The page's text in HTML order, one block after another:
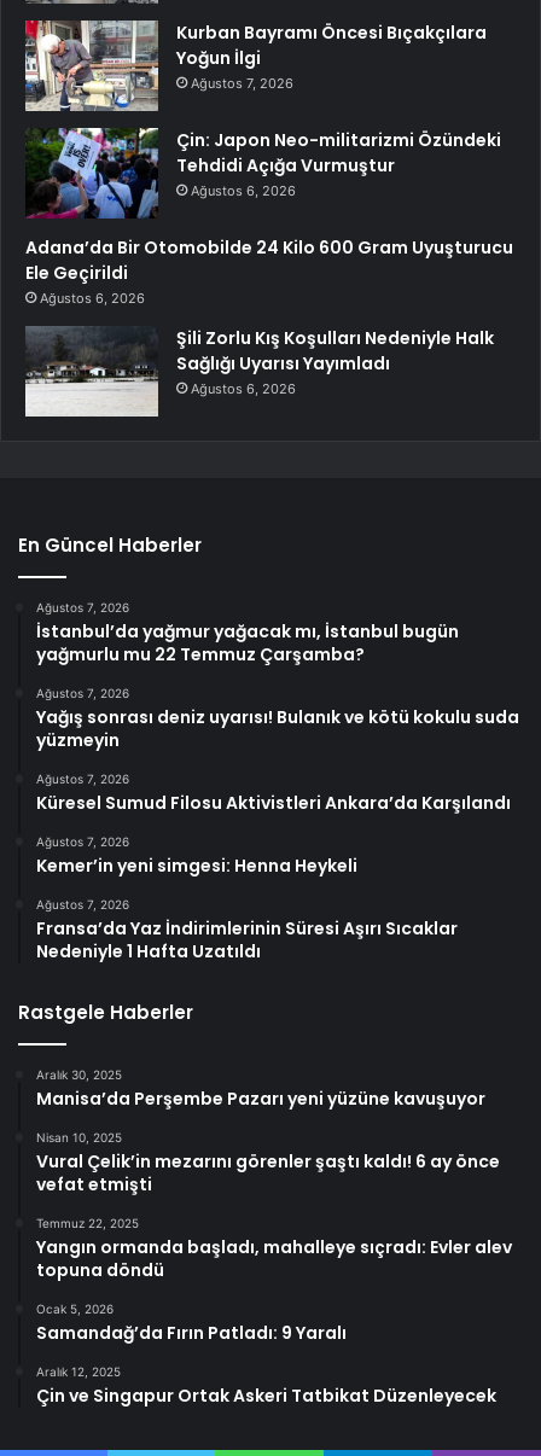
Kurban Bayramı Öncesi Bıçakçılara
Yoğun İlgi
Ağustos 7, 2026
Çin: Japon Neo-militarizmi Özündeki
Tehdidi Açığa Vurmuştur
Ağustos 6, 2026
Adana’da Bir Otomobilde 24 Kilo 600 Gram Uyuşturucu
Ele Geçirildi
Ağustos 6, 2026
Şili Zorlu Kış Koşulları Nedeniyle Halk
Sağlığı Uyarısı Yayımladı
Ağustos 6, 2026
En Güncel Haberler
Ağustos 7, 2026
İstanbul’da yağmur yağacak mı, İstanbul bugün
yağmurlu mu 22 Temmuz Çarşamba?
Ağustos 7, 2026
Yağış sonrası deniz uyarısı! Bulanık ve kötü kokulu suda
yüzmeyin
Ağustos 7, 2026
Küresel Sumud Filosu Aktivistleri Ankara’da Karşılandı
Ağustos 7, 2026
Kemer’in yeni simgesi: Henna Heykeli
Ağustos 7, 2026
Fransa’da Yaz İndirimlerinin Süresi Aşırı Sıcaklar
Nedeniyle 1 Hafta Uzatıldı
Rastgele Haberler
Aralık 30, 2025
Manisa’da Perşembe Pazarı yeni yüzüne kavuşuyor
Nisan 10, 2025
Vural Çelik’in mezarını görenler şaştı kaldı! 6 ay önce
vefat etmişti
Temmuz 22, 2025
Yangın ormanda başladı, mahalleye sıçradı: Evler alev
topuna döndü
Ocak 5, 2026
Samandağ’da Fırın Patladı: 9 Yaralı
Aralık 12, 2025
Çin ve Singapur Ortak Askeri Tatbikat Düzenleyecek